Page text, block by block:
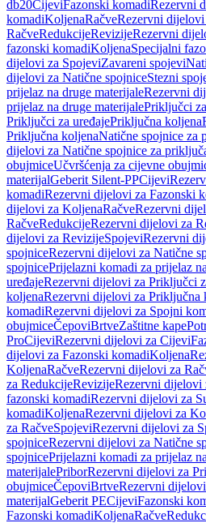
db20CijeviFazonski komadiRezervni
komadiKoljenaRačveRezervni dijelovi
RačveRedukcijeRevizijeRezervni
fazonski komadiKoljenaSpecijalni
dijelovi za SpojeviZavareni spojevi
dijelovi za Natične spojniceStezni
prijelaz na druge materijaleRezervni
prijelaz na druge materijalePriključci
Priključci za uređajePriključna koljena
Priključna koljenaNatične spojnice za
dijelovi za Natične spojnice za
obujmiceUčvršćenja za cijevne
materijalGeberit Silent-PPCijevi
komadiRezervni dijelovi za Fazonski
dijelovi za KoljenaRačveRezervni
RačveRedukcijeRezervni dijelovi za
dijelovi za RevizijeSpojeviRezervni
spojniceRezervni dijelovi za Natične
spojnicePrijelazni komadi za prijelaz
uređajeRezervni dijelovi za Priključci
koljenaRezervni dijelovi za Priključna
komadiRezervni dijelovi za Spojni
obujmiceČepoviBrtveZaštitne kape
ProCijeviRezervni dijelovi za Cijevi
dijelovi za Fazonski komadiKoljena
KoljenaRačveRezervni dijelovi za
za RedukcijeRevizijeRezervni dijelovi
fazonski komadiRezervni dijelovi za
komadiKoljenaRezervni dijelovi za
za RačveSpojeviRezervni dijelovi za
spojniceRezervni dijelovi za Natične
spojnicePrijelazni komadi za prijelaz
materijalePriborRezervni dijelovi za
obujmiceČepoviBrtveRezervni
materijalGeberit PECijeviFazonski
Fazonski komadiKoljenaRačve